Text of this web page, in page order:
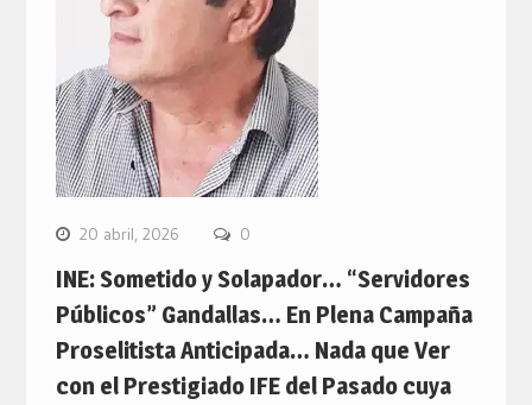
20 abril, 2026 0
INE: Sometido y Solapador… “Servidores
Públicos” Gandallas… En Plena Campaña
Proselitista Anticipada… Nada que Ver
con el Prestigiado IFE del Pasado cuya